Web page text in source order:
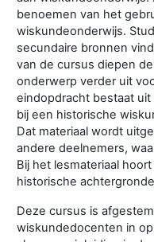
benoemen van het
wiskundeonderwijs.
secundaire bronnen
van de cursus diepen
onderwerp verder uit
eindopdracht bestaat
bij een historische
Dat materiaal wordt
andere deelnemers,
Bij het lesmateriaal
historische
Deze cursus is
wiskundedocenten in